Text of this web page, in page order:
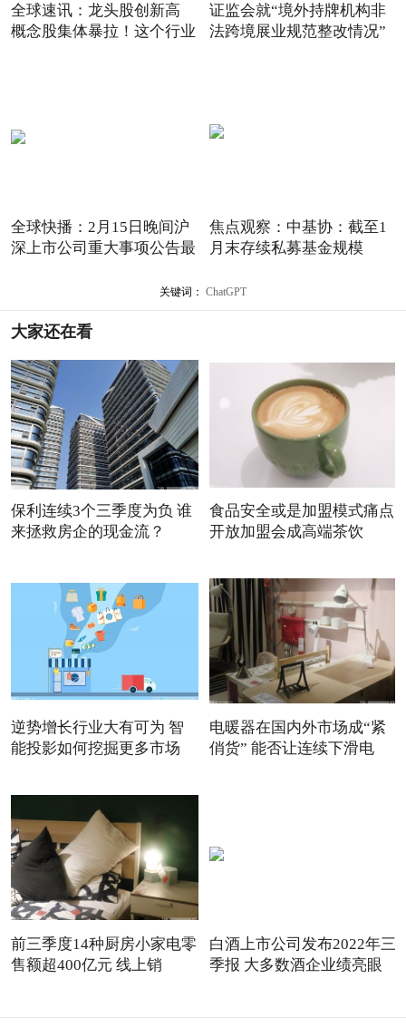
全球速讯：龙头股创新高
概念股集体暴拉！这个行业
证监会就“境外持牌机构非
法跨境展业规范整改情况”
全球快播：2月15日晚间沪
深上市公司重大事项公告最
焦点观察：中基协：截至1
月末存续私募基金规模
关键词： ChatGPT
大家还在看
保利连续3个三季度为负 谁
来拯救房企的现金流？
食品安全或是加盟模式痛点
开放加盟会成高端茶饮
逆势增长行业大有可为 智
能投影如何挖掘更多市场
电暖器在国内外市场成“紧
俏货” 能否让连续下滑电
前三季度14种厨房小家电零
售额超400亿元 线上销
白酒上市公司发布2022年三
季报 大多数酒企业绩亮眼